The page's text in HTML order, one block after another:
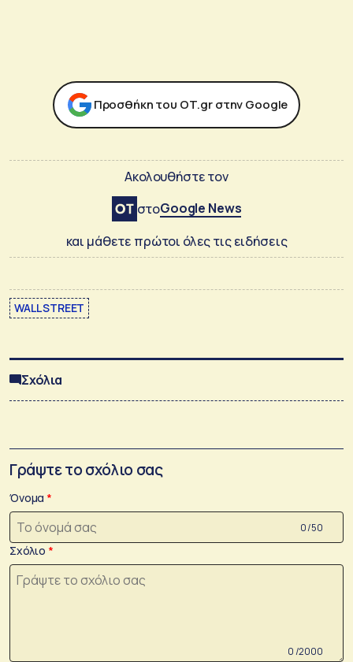
Προσθήκη του ΟΤ.gr στην Google
Ακολουθήστε τον
στοGoogle News
και μάθετε πρώτοι όλες τις ειδήσεις
WALL STREET
Σχόλια
Γράψτε το σχόλιο σας
Όνομα
0 /50
Σχόλιο
0 /2000